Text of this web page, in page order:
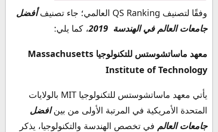
وفقًا لتصنيف QS Ranking العالمي؛ جاء تصنيف
أفضل
جامعات العالم في الهندسة 2019
، كما يلي:
معهد ماساتشوستس للتكنولوجيا Massachusetts
Institute of Technology
يأتي معهد ماساتشوستس للتكنولوجيا MIT بالولايات
المتحدة الأمريكية في المرتبة الأولى من بينافضل
جامعات العالم في تخصص الهندسة والتكنولوجيا، يذكر